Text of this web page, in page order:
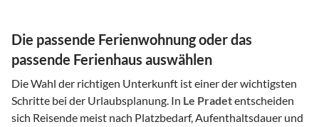
Die passende Ferienwohnung oder das
passende Ferienhaus auswählen
Die Wahl der richtigen Unterkunft ist einer der wichtigsten
Schritte bei der Urlaubsplanung. In Le Pradetentscheiden
sich Reisende meist nach Platzbedarf, Aufenthaltsdauer und